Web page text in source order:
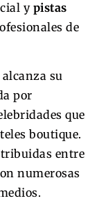
y pistas
de
su
por
que
boutique.
entre
numerosas